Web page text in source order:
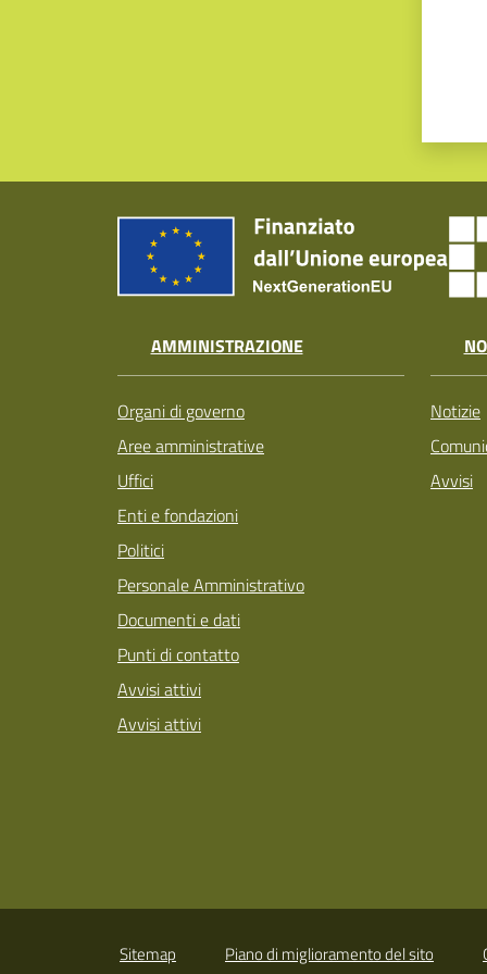
AMMINISTRAZIONE
Organi di governo
Aree amministrative
Uffici
Enti e fondazioni
Politici
Personale Amministrativo
Documenti e dati
Punti di contatto
Avvisi attivi
Avvisi attivi
Notizie
Avvisi
Sitemap Piano di miglioramento del sito